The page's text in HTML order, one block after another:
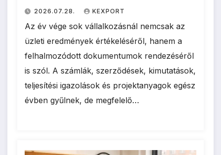
2026.07.28. KEXPORT
Az év vége sok vállalkozásnál nemcsak az
üzleti eredmények értékeléséről, hanem a
felhalmozódott dokumentumok rendezéséről
is szól. A számlák, szerződések, kimutatások,
teljesítési igazolások és projektanyagok egész
évben gyűlnek, de megfelelő…